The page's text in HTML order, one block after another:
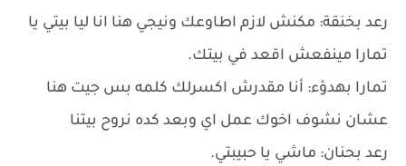
رعد بخنقة: مكنش لازم اطاوعك ونيجي هنا انا ليا بيتي يا
تمارا مينفعش اقعد في بيتك.
تمارا بهدؤء: أنا مقدرش اكسرلك كلمه بس جيت هنا
عشان نشوف اخوك عمل اي وبعد كده نروح بيتنا
رعد بحنان: ماشي يا حبيبتي.